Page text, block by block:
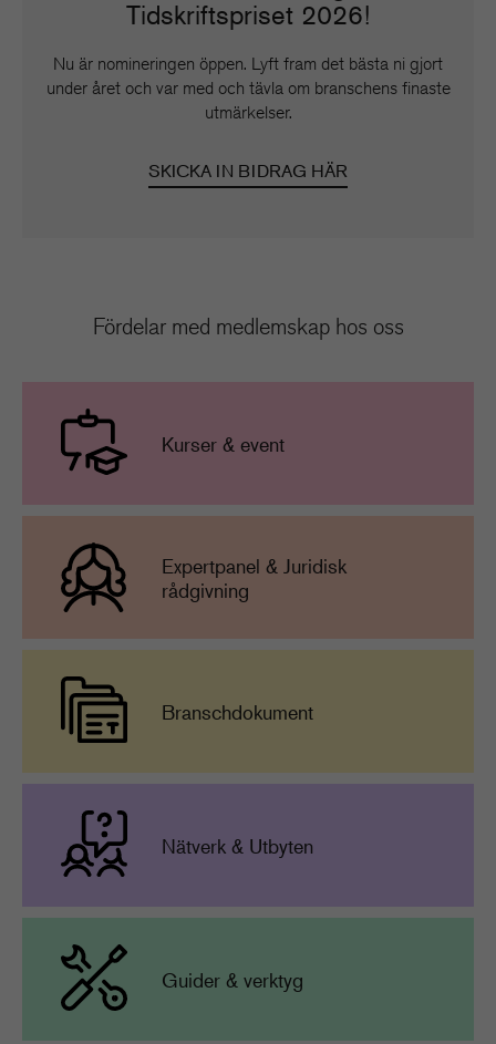
Tidskriftspriset 2026!
Nu är nomineringen öppen. Lyft fram det bästa ni gjort
under året och var med och tävla om branschens finaste
utmärkelser.
SKICKA IN BIDRAG HÄR
Fördelar med medlemskap hos oss
Kurser & event
Expertpanel & Juridisk
rådgivning
Branschdokument
Nätverk & Utbyten
Guider & verktyg